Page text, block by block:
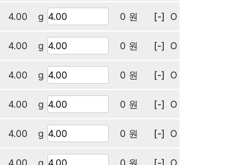
4.00 g 0 원 [-] O
4.00 g 0 원 [-] O
4.00 g 0 원 [-] O
4.00 g 0 원 [-] O
4.00 g 0 원 [-] O
4.00 g 0 원 [-] O